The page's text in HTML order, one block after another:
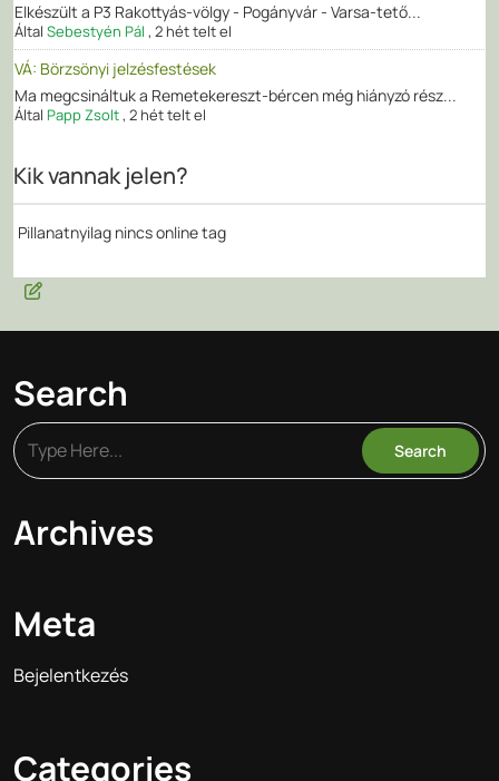
Elkészült a P3 Rakottyás-völgy - Pogányvár - Varsa-tető...
Által Sebestyén Pál , 2 hét telt el
VÁ: Börzsönyi jelzésfestések
Ma megcsináltuk a Remetekereszt-bércen még hiányzó rész...
Által Papp Zsolt, 2 hét telt el
Kik vannak jelen?
Pillanatnyilag nincs online tag
Search
Archives
Meta
Bejelentkezés
Categories